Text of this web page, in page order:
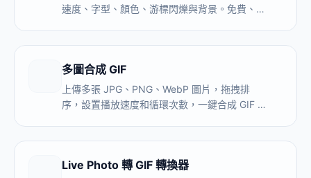
速度、字型、顏色、游標閃爍與背景。免費、無
多圖合成 GIF
上傳多張 JPG、PNG、WebP 圖片，拖拽排
序，設置播放速度和循環次數，一鍵合成 GIF 動
Live Photo 轉 GIF 轉換器